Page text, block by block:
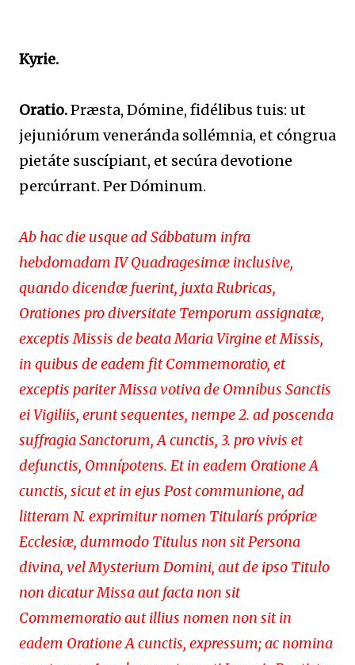
Kyrie.
Oratio.Præsta, Dómine, fidélibus tuis: ut
jejuniórum veneránda sollémnia, et cóngrua
pietáte suscípiant, et secúra devotione
percúrrant. Per Dóminum.
Ab hac die usque ad Sábbatum infra
hebdomadam IV Quadragesimæ inclusive,
quando dicendæ fuerint, juxta Rubricas,
Orationes pro diversitate Temporum assignatæ,
exceptis Missis de beata Maria Virgine et Missis,
in quibus de eadem fit Commemoratio, et
exceptis pariter Missa votiva de Omnibus Sanctis
ei Vigiliis, erunt sequentes, nempe 2. ad poscenda
suffragia Sanctorum, A cunctis, 3. pro vivis et
defunctis, Omnípotens. Et in eadem Oratione A
cunctis, sicut et in ejus Post communione, ad
litteram N. exprimitur nomen Titularís própriæ
Ecclesiæ, dummodo Titulus non sit Persona
divina, vel Mysterium Domini, aut de ipso Titulo
non dicatur Missa aut facta non sit
Commemoratio aut illius nomen non sit in
eadem Oratione A cunctis, expressum; ac nomina